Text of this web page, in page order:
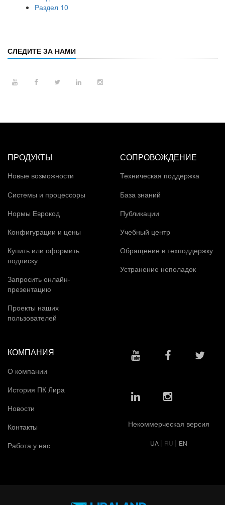
Раздел 10
СЛЕДИТЕ ЗА НАМИ
ПРОДУКТЫ
Новые возможности
Системы и процессоры
Нормы Еврокод
Конфигурации и цены
Купить или оформить
подписку
Запросить онлайн-
презентацию
Проекты наших
пользователей
СОПРОВОЖДЕНИЕ
Техническая поддержка
База знаний
Публикации
Учебный центр
Обращение в техподдержку
Устранение неполадок
КОМПАНИЯ
О компании
История ПК Лира
Новости
Контакты
Работа у нас
Некоммерческая версия
UA | RU | EN